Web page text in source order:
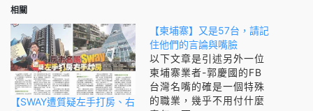
相關
【SWAY遭質疑左手打房、右
【柬埔寨】又是57台，請記
住他們的言論與嘴臉
以下文章是引述另外一位
柬埔寨業者-郭慶國的FB
台灣名嘴的確是一個特殊
的職業，幾乎不用付什麼